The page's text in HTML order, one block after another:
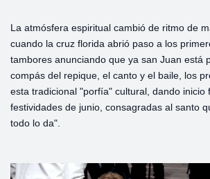
La atmósfera espiritual cambió de ritmo de
cuando la cruz florida abrió paso a los
tambores anunciando que ya san Juan está
compás del repique, el canto y el baile, los
esta tradicional "porfía" cultural, dando inicio
festividades de junio, consagradas al santo
todo lo da".